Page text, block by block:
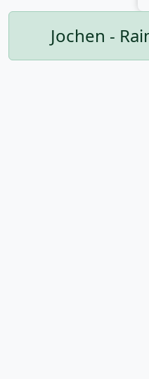
Jochen -